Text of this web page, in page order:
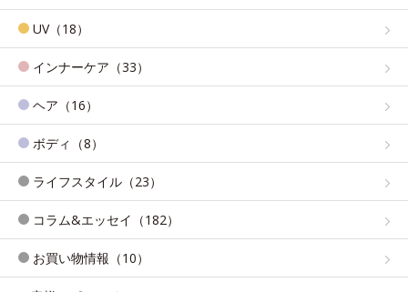
UV（18）
インナーケア（33）
ヘア（16）
ボディ（8）
ライフスタイル（23）
コラム&エッセイ（182）
お買い物情報（10）